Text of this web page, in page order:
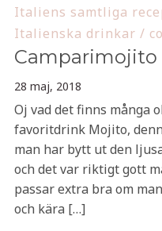
Italiens samtliga
Italienska drinkar /
Camparimojito
28 maj, 2018
Oj vad det finns många
favoritdrink Mojito,
man har bytt ut den
och det var riktigt gott
passar extra bra om
och kära […]